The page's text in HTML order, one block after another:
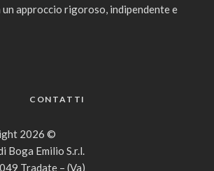
approccio rigoroso, indipendente e
CONTATTI
2026 ©
Boga Emilio S.r.l.
Tradate – (Va)